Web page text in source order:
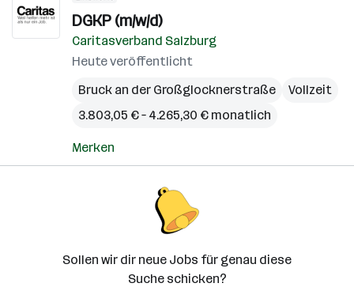
DGKP (m/w/d)
Caritasverband Salzburg
Heute veröffentlicht
Bruck an der Großglocknerstraße
Vollzeit
3.803,05 € – 4.265,30 € monatlich
Merken
Sollen wir dir neue Jobs für genau diese
Suche schicken?